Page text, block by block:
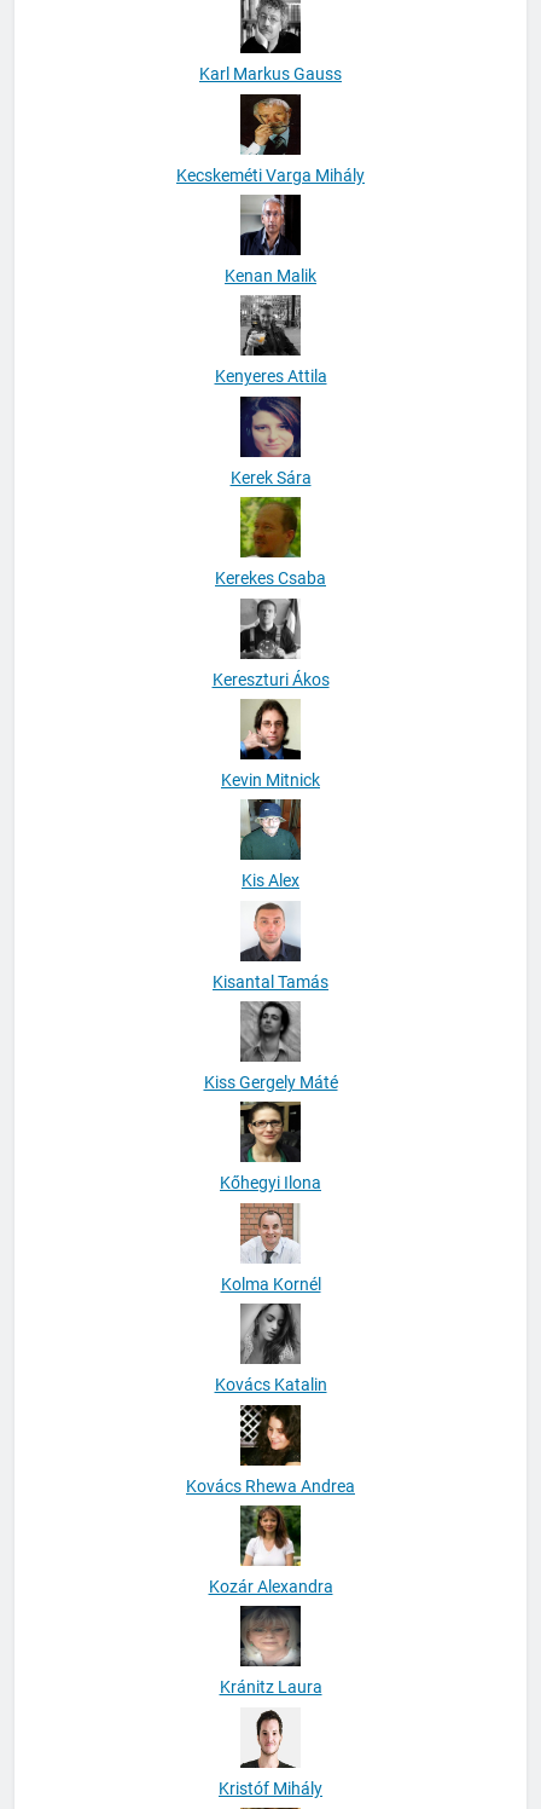
Karl Markus Gauss
Kecskeméti Varga Mihály
Kenan Malik
Kenyeres Attila
Kerek Sára
Kerekes Csaba
Kereszturi Ákos
Kevin Mitnick
Kis Alex
Kisantal Tamás
Kiss Gergely Máté
Kőhegyi Ilona
Kolma Kornél
Kovács Katalin
Kovács Rhewa Andrea
Kozár Alexandra
Kránitz Laura
Kristóf Mihály